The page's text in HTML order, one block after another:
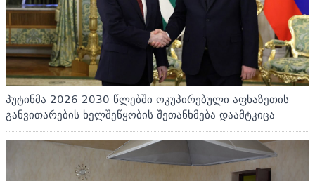
პუტინმა 2026-2030 წლებში ოკუპირებული აფხაზეთის
განვითარების ხელშეწყობის შეთანხმება დაამტკიცა